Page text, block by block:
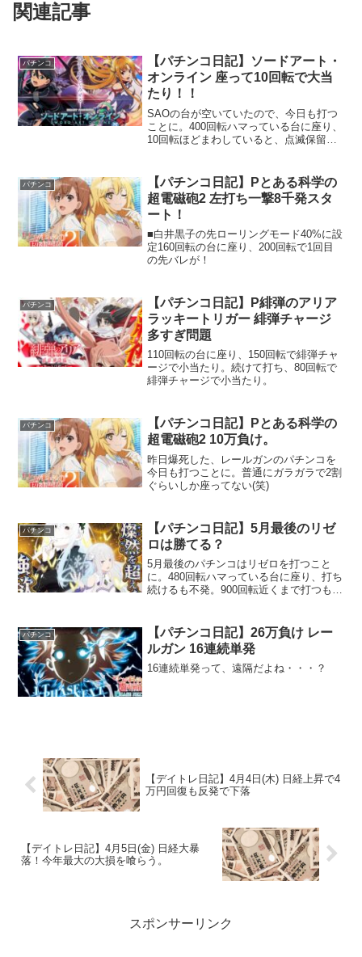
関連記事
パチンコ
【パチンコ日記】ソードアート・
オンライン 座って10回転で大当
たり！！
SAOの台が空いていたので、今日も打つ
ことに。400回転ハマっている台に座り、
10回転ほどまわしていると、点滅保留
発展。熱くなさ過ぎて失敗することを祈
るも、
パチンコ
【パチンコ日記】Pとある科学の
超電磁砲2 左打ち一撃8千発スタ
ート！
■白井黒子の先ローリングモード40%に設
定160回転の台に座り、200回転で1回目
の先バレが！
パチンコ
【パチンコ日記】P緋弾のアリア
ラッキートリガー 緋弾チャージ
多すぎ問題
110回転の台に座り、150回転で緋弾チャ
ージで小当たり。続けて打ち、80回転で
緋弾チャージで小当たり。
パチンコ
【パチンコ日記】Pとある科学の
超電磁砲2 10万負け。
昨日爆死した、レールガンのパチンコを
今日も打つことに。普通にガラガラで2割
ぐらいしか座ってない(笑)
パチンコ
【パチンコ日記】5月最後のリゼ
ロは勝てる？
5月最後のパチンコはリゼロを打つこと
に。480回転ハマっている台に座り、打ち
続けるも不発。900回転近くまで打つも、
パチンコ
【パチンコ日記】26万負け レー
ルガン 16連続単発
16連続単発って、遠隔だよね・・・？
【デイトレ日記】4月4日(木) 日経上昇で4
万円回復も反発で下落
【デイトレ日記】4月5日(金) 日経大暴
落！今年最大の大損を喰らう。
スポンサーリンク